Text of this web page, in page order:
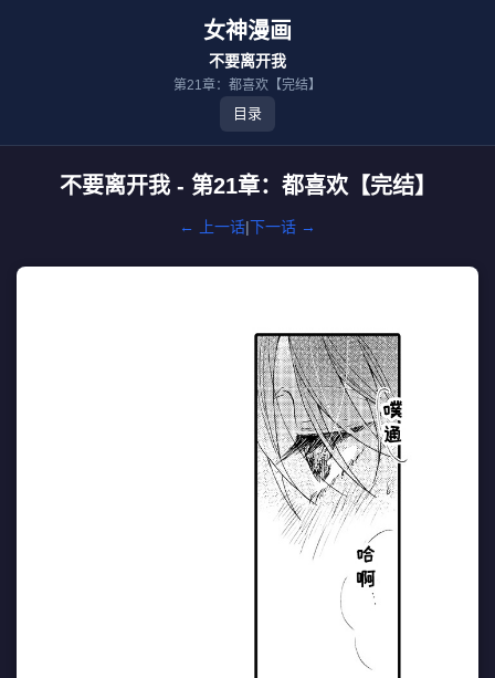
女神漫画
不要离开我
第21章：都喜欢【完结】
目录
不要离开我 - 第21章：都喜欢【完结】
← 上一话|下一话 →